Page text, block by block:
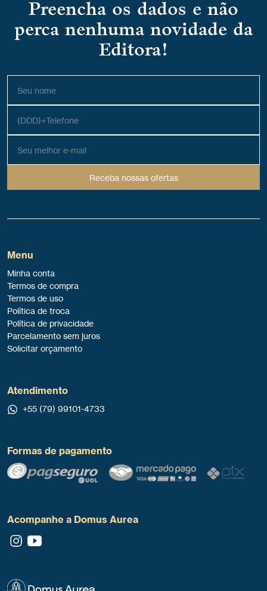
Preencha os dados e não
perca nenhuma novidade da
Editora!
Receba nossas ofertas
Menu
Minha conta
Termos de compra
Termos de uso
Política de troca
Política de privacidade
Parcelamento sem juros
Solicitar orçamento
Atendimento
+55 (79) 99101-4733
Formas de pagamento
Acompanhe a Domus Aurea